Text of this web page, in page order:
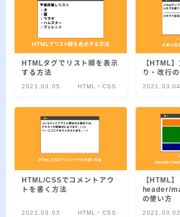
アーカイブ
ア
ー
カ
イ
プロフィール
HTMLタグでリスト順を表示
する方法
2021.03.05 HTML・CSS
【HTML
り・改行
2021.03.04
HTML/CSSでコメントアウ
トを書く方法
2021.03.03 HTML・CSS
【HTML】
header/
の使い方
2021.03.02